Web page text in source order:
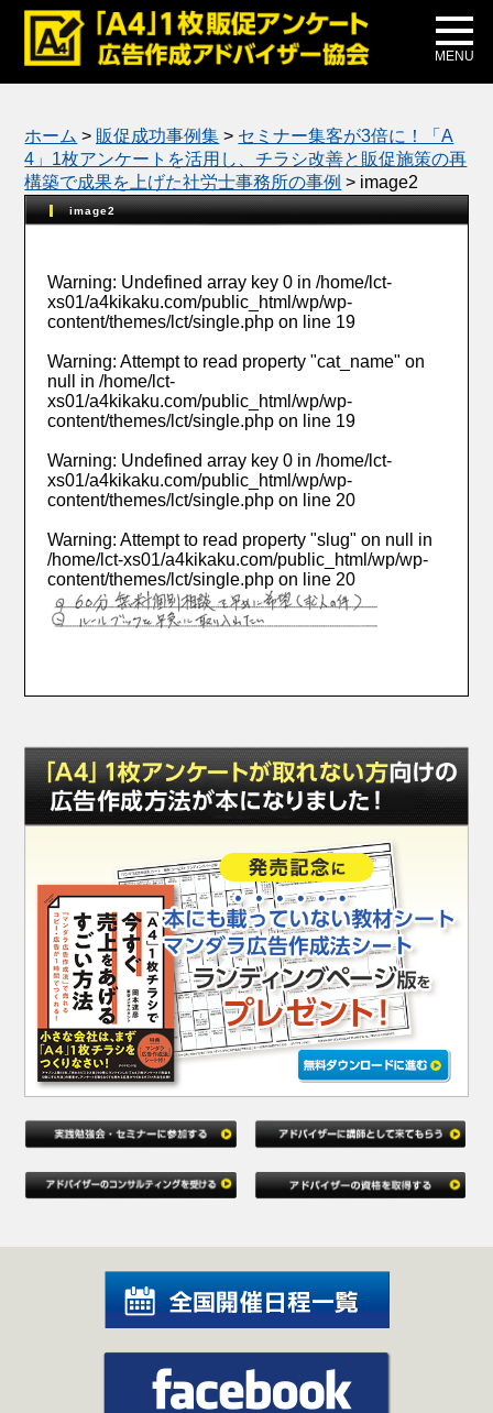
MENU
メディア掲載
公式ブログ
ホーム > 販促成功事例集 > セミナー集客が3倍に！「A
4」1枚アンケートを活用し、チラシ改善と販促施策の再
構築で成果を上げた社労士事務所の事例 > image2
image2
Warning: Undefined array key 0 in/home/lct-
xs01/a4kikaku.com/public_html/wp/wp-
content/themes/lct/single.php on line 19
Warning: Attempt to read property "cat_name" on
null in/home/lct-
xs01/a4kikaku.com/public_html/wp/wp-
content/themes/lct/single.php on line 19
Warning: Undefined array key 0 in/home/lct-
xs01/a4kikaku.com/public_html/wp/wp-
content/themes/lct/single.php on line 20
Warning: Attempt to read property "slug" on null in
/home/lct-xs01/a4kikaku.com/public_html/wp/wp-
content/themes/lct/single.php on line 20